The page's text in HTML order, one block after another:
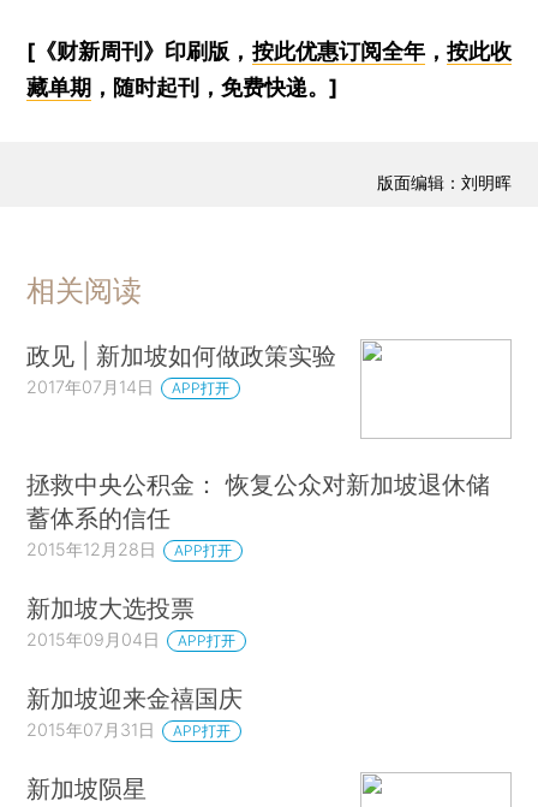
[《财新周刊》印刷版， 按此优惠订阅全年， 按此收
藏单期 ，随时起刊，免费快递。]
版面编辑：刘明晖
相关阅读
政见 | 新加坡如何做政策实验
2017年07月14日 APP打开
拯救中央公积金： 恢复公众对新加坡退休储
蓄体系的信任
2015年12月28日 APP打开
新加坡大选投票
2015年09月04日 APP打开
新加坡迎来金禧国庆
2015年07月31日 APP打开
新加坡陨星